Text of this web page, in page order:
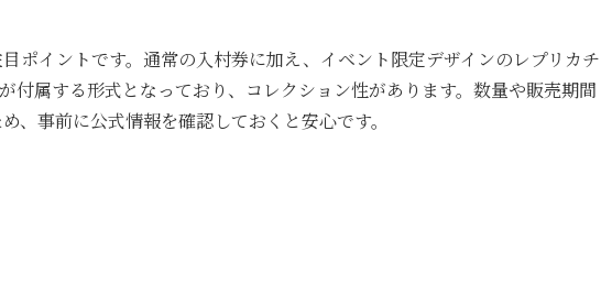
ポイントです。通常の入村券に加え、イベント限定デザインのレプリカチ
付属する形式となっており、コレクション性があります。数量や販売期間
、事前に公式情報を確認しておくと安心です。